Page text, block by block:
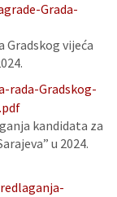
Grada-
Gradskog vijeća
rada-Gradskog-
kandidata za
u 2024.